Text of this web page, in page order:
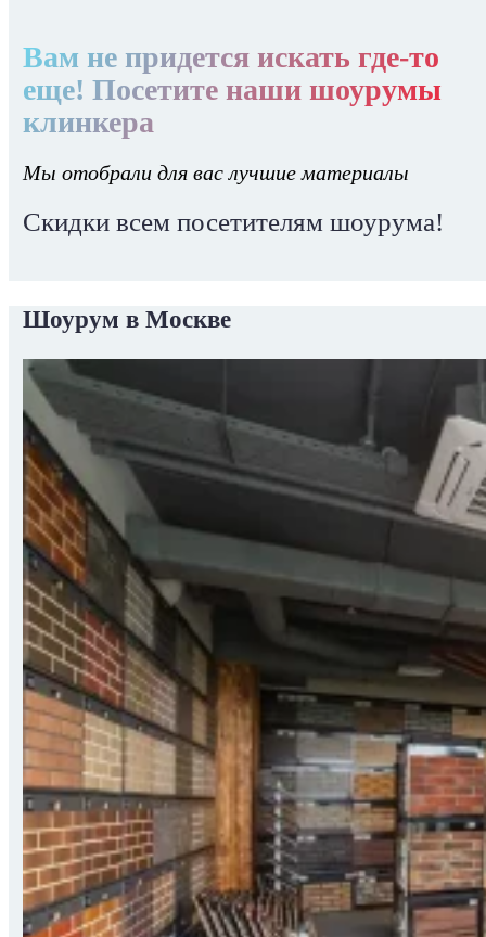
Вам не придется искать где-то
еще! Посетите наши шоурумы
клинкера
Мы отобрали для вас лучшие материалы
Скидки всем посетителям шоурума!
Шоурум в Москве